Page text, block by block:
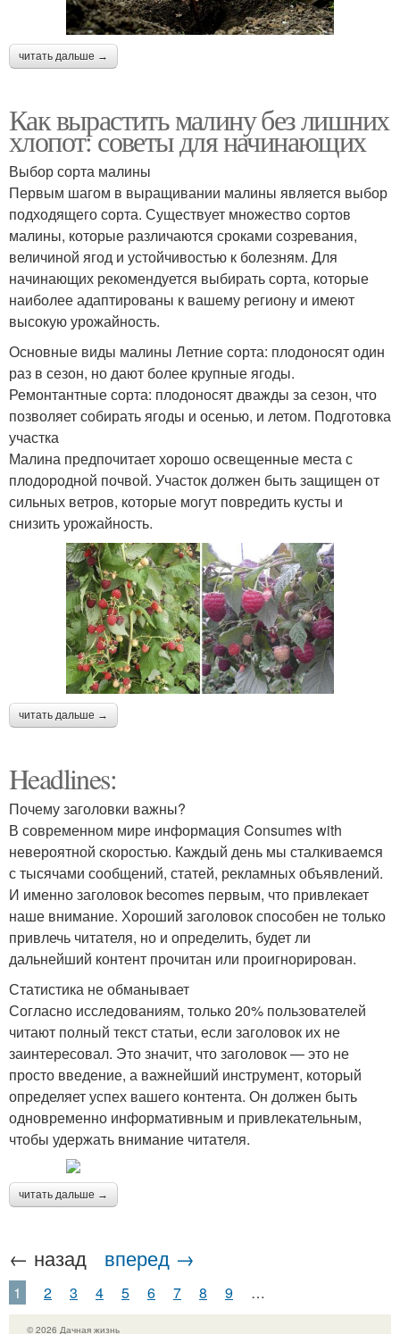
читать дальше →
Как вырастить малину без лишних
хлопот: советы для начинающих
Выбор сорта малины
Первым шагом в выращивании малины является выбор
подходящего сорта. Существует множество сортов
малины, которые различаются сроками созревания,
величиной ягод и устойчивостью к болезням. Для
начинающих рекомендуется выбирать сорта, которые
наиболее адаптированы к вашему региону и имеют
высокую урожайность.
Основные виды малины Летние сорта: плодоносят один
раз в сезон, но дают более крупные ягоды.
Ремонтантные сорта: плодоносят дважды за сезон, что
позволяет собирать ягоды и осенью, и летом. Подготовка
участка
Малина предпочитает хорошо освещенные места с
плодородной почвой. Участок должен быть защищен от
сильных ветров, которые могут повредить кусты и
снизить урожайность.
читать дальше →
Headlines:
Почему заголовки важны?
В современном мире информация Consumes with
невероятной скоростью. Каждый день мы сталкиваемся
с тысячами сообщений, статей, рекламных объявлений.
И именно заголовок becomes первым, что привлекает
наше внимание. Хороший заголовок способен не только
привлечь читателя, но и определить, будет ли
дальнейший контент прочитан или проигнорирован.
Статистика не обманывает
Согласно исследованиям, только 20% пользователей
читают полный текст статьи, если заголовок их не
заинтересовал. Это значит, что заголовок — это не
просто введение, а важнейший инструмент, который
определяет успех вашего контента. Он должен быть
одновременно информативным и привлекательным,
чтобы удержать внимание читателя.
читать дальше →
← назад вперед →
1 2 3 4 5 6 7 8 9 …
© 2026 Дачная жизнь